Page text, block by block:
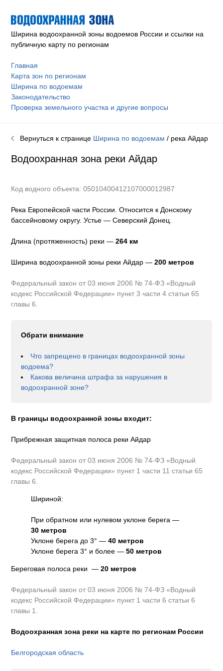
Ширина водоохранной зоны водоемов России и ссылки на
публичную карту по регионам
Главная
Карта зон по регионам
Ширина по водоемам
Законодательство
Проверка земельного участка и другие вопросы
Вернуться к странице Ширина по водоемам / река Айдар
Водоохранная зона реки Айдар
Код водного объекта: 05010400412107000012987
Река Европейской части России. Относится к Донскому
бассейновому округу.Устье — Северский Донец.
Длина (протяженность) реки —264 км
Ширина водоохранной зоны реки Айдар —200 метров
Федеральный закон от 03 июня 2006 № 74-ФЗ «Водный
кодекс Российской Федерации» пункт 3 части 4 статьи 65
главы 6.
Обрати внимание
Что запрещено в границах водоохранной зоны
водоема?
Какова величина штрафа за нарушения в
водоохранной зоне?
В границы водоохранной зоны входит:
Прибрежная защитная полоса реки Айдар
Федеральный закон от 03 июня 2006 № 74-ФЗ «Водный
кодекс Российской Федерации» пункт 1 части 11 статьи 65
главы 6.
Шириной:
При обратном или нулевом уклоне берега —
30 метров
Уклоне берега до 3° —40 метров
Уклоне берега 3° и более —50 метров
Береговая полоса реки —20 метров
Федеральный закон от 03 июня 2006 № 74-ФЗ «Водный
кодекс Российской Федерации» пункт 1 части 6 статьи 6
главы 1.
Водоохранная зона реки на карте по регионам России
Белгородская область